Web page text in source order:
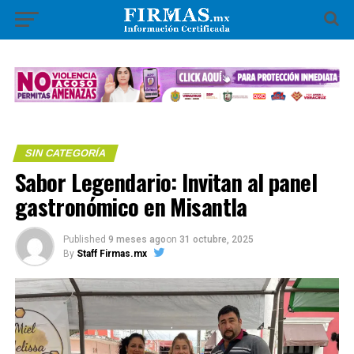
SIN CATEGORÍA
Sabor Legendario: Invitan al panel
gastronómico en Misantla
Published 9 meses agoon 31 octubre, 2025
By Staff Firmas.mx